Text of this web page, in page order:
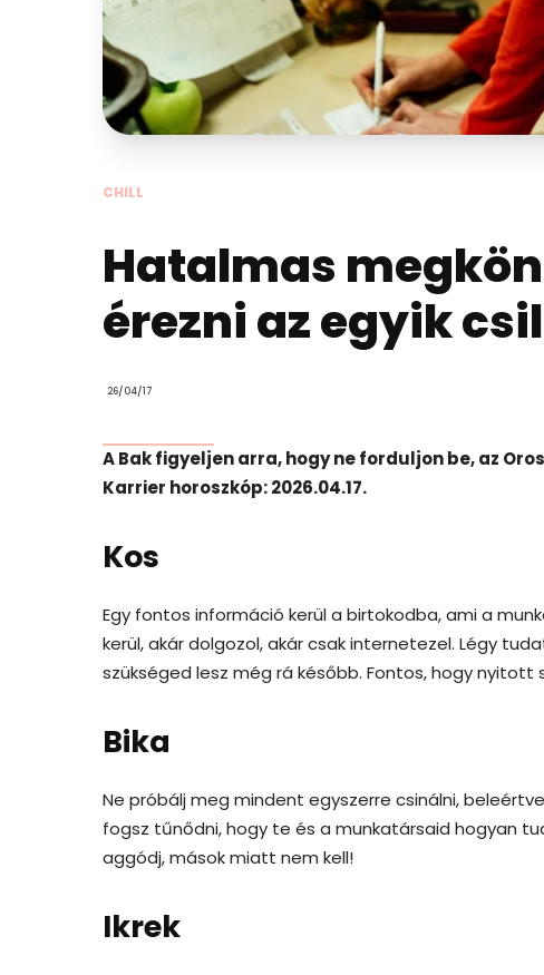
CHILL
Hatalmas
érezni az egyik
26/04/17
A Bak figyeljen arra, hogy ne forduljon be, az
Karrier horoszkóp: 2026.04.17.
Kos
Egy fontos információ kerül a birtokodba, ami a
kerül, akár dolgozol, akár csak internetezel. Légy
szükséged lesz még rá később. Fontos, hogy nyitott
Bika
Ne próbálj meg mindent egyszerre csinálni,
fogsz tűnődni, hogy te és a munkatársaid hogyan
aggódj, mások miatt nem kell!
Ikrek